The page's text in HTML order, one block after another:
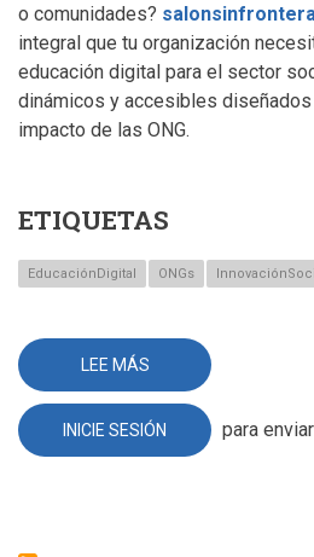
o comunidades?
integral que tu organización
educación digital para el sector
dinámicos y accesibles
impacto de las ONG.
ETIQUETAS
EducaciónDigital ONGs
LEE MÁS
TRANSFORMA
CAPACITACIÓN
EN
INICIE SESIÓN para